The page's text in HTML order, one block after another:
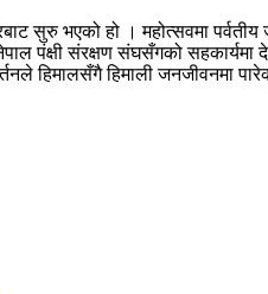
सुरु भएको हो । महोत्सवमा
पंक्षी संरक्षण संघसँगको सहकार्यमा
हिमालसँगै हिमाली